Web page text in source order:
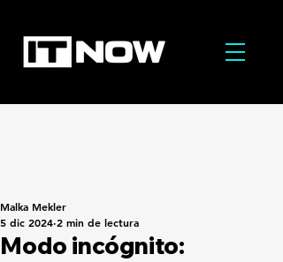
Modo incógnito:
Malka Mekler
5 dic 2024 2 min de lectura